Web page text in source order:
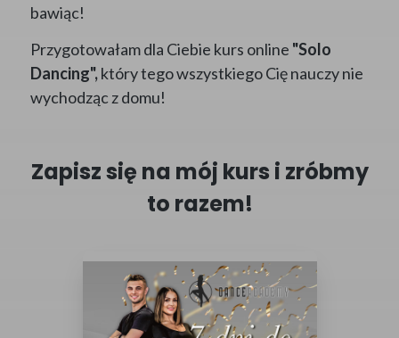
bawiąc!
Przygotowałam dla Ciebie kurs online "Solo
Dancing",który tego wszystkiego Cię nauczy nie
wychodząc z domu!
Zapisz się na mój kurs i zróbmy
to razem!